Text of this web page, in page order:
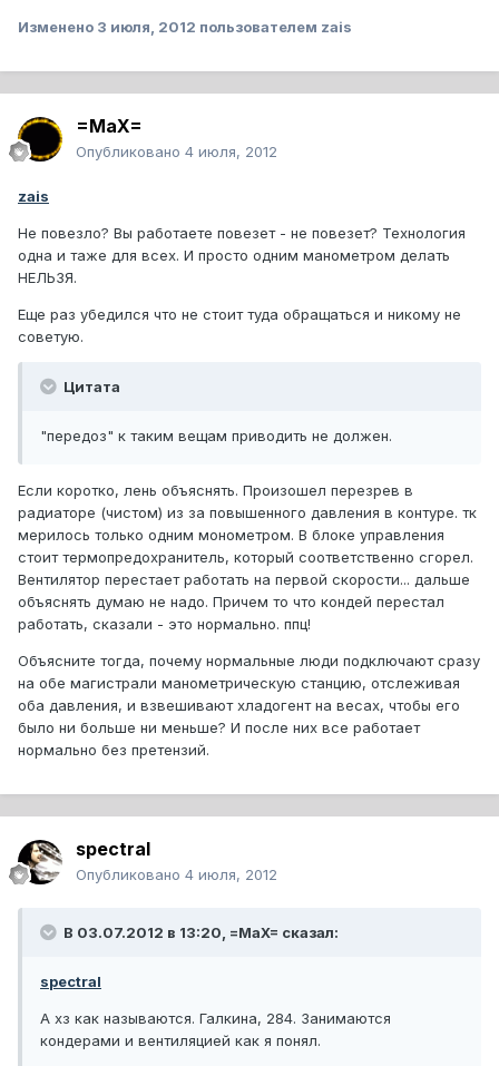
Изменено 3 июля, 2012 пользователем zais
=MaX=
Опубликовано 4 июля, 2012
zais
Не повезло? Вы работаете повезет - не повезет? Технология
одна и таже для всех. И просто одним манометром делать
НЕЛЬЗЯ.
Еще раз убедился что не стоит туда обращаться и никому не
советую.
Цитата
"передоз" к таким вещам приводить не должен.
Если коротко, лень объяснять. Произошел перезрев в
радиаторе (чистом) из за повышенного давления в контуре. тк
мерилось только одним монометром. В блоке управления
стоит термопредохранитель, который соответственно сгорел.
Вентилятор перестает работать на первой скорости... дальше
объяснять думаю не надо. Причем то что кондей перестал
работать, сказали - это нормально. ппц!
Объясните тогда, почему нормальные люди подключают сразу
на обе магистрали манометрическую станцию, отслеживая
оба давления, и взвешивают хладогент на весах, чтобы его
было ни больше ни меньше? И после них все работает
нормально без претензий.
spectral
Опубликовано 4 июля, 2012
В 03.07.2012 в 13:20, =MaX= сказал:
spectral
А хз как называются. Галкина, 284. Занимаются
кондерами и вентиляцией как я понял.